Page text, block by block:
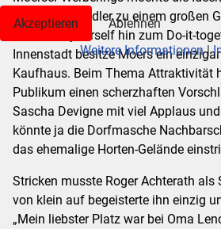
einzelnen Händler zu einem großen
vom Do-it-yourself hin zum Do-it-
Innenstadt besitze Moers ein
Kaufhaus. Beim Thema Attraktivität
Publikum einen scherzhaften
Sascha Devigne mit viel Applaus
könnte ja die Dorfmasche
das ehemalige Horten-Gelände
Stricken musste Roger Achterath als
von klein auf begeisterte ihn einzig
„Mein liebster Platz war bei Oma
Akzeptieren
Ablehnen
Weitere Informationen|